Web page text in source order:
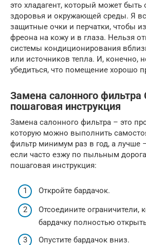
это хладагент, который может быть
здоровья и окружающей среды. Я
защитные очки и перчатки, чтобы
фреона на кожу и в глаза. Нельзя
системы кондиционирования
или источников тепла. И, конечно,
убедиться, что помещение хорошо
Замена салонного фильтра
пошаговая инструкция
Замена салонного фильтра – это
которую можно выполнить
фильтр минимум раз в год, а лучше
если часто езжу по пыльным
пошаговая инструкция:
Откройте бардачок.
Отсоедините ограничители,
бардачку полностью
Опустите бардачок вниз.